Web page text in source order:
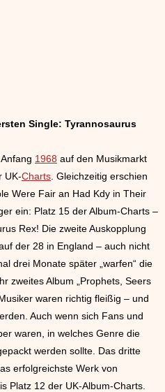
Single: Tyrannosaurus
1968 auf den Musikmarkt
UK-Charts . Gleichzeitig erschien
Were Fair an Had Kdy in Their
ein: Platz 15 der Album-Charts –
Rex! Die zweite Auskopplung
der 28 in England – auch nicht
drei Monate später „warfen“ die
zweites Album „Prophets, Seers
waren richtig fleißig – und
Auch wenn sich Fans und
waren, in welches Genre die
werden sollte. Das dritte
erfolgreichste Werk von
Platz 12 der UK-Album-Charts.